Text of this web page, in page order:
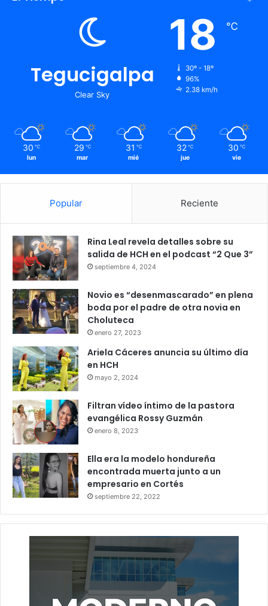
Tegucigalpa
Clear Sky
18 ℃
30º - 18º
96%
2.38 km/h
30 ℃
lun
29 ℃
mar
31 ℃
mié
32 ℃
jue
30 ℃
vie
Popular Reciente
Rina Leal revela detalles sobre su
salida de HCH en el podcast “2 Que 3”
septiembre 4, 2024
Novio es “desenmascarado” en plena
boda por el padre de otra novia en
Choluteca
enero 27, 2023
Ariela Cáceres anuncia su último día
en HCH
mayo 2, 2024
Filtran vídeo íntimo de la pastora
evangélica Rossy Guzmán
enero 8, 2023
Ella era la modelo hondureña
encontrada muerta junto a un
empresario en Cortés
septiembre 22, 2022